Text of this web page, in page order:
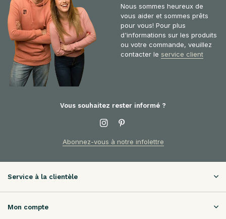
Nous sommes heureux de
vous aider et sommes prêts
pour vous! Pour plus
d'informations sur les produits
ou votre commande, veuillez
contacter le service client
Vous souhaitez rester informé ?
Abonnez-vous à notre infolettre
Service à la clientèle
Mon compte